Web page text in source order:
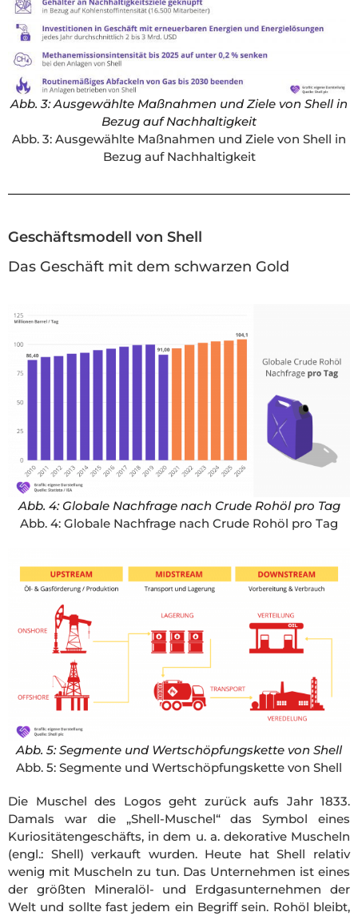
Abb. 3: Ausgewählte Maßnahmen und Ziele von Shell in
Bezug auf Nachhaltigkeit
Abb. 3: Ausgewählte Maßnahmen und Ziele von Shell in
Bezug auf Nachhaltigkeit
Geschäftsmodell von Shell
Das Geschäft mit dem schwarzen Gold
Abb. 4: Globale Nachfrage nach Crude Rohöl pro Tag
Abb. 4: Globale Nachfrage nach Crude Rohöl pro Tag
Abb. 5: Segmente und Wertschöpfungskette von Shell
Abb. 5: Segmente und Wertschöpfungskette von Shell
Die Muschel des Logos geht zurück aufs Jahr 1833.
Damals war die „Shell-Muschel“ das Symbol eines
Kuriositätengeschäfts, in dem u. a. dekorative Muscheln
(engl.: Shell) verkauft wurden. Heute hat Shell relativ
wenig mit Muscheln zu tun. Das Unternehmen ist eines
der größten Mineralöl- und Erdgasunternehmen der
Welt und sollte fast jedem ein Begriff sein. Rohöl bleibt,